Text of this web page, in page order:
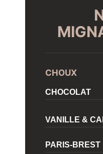
CHOUX
CHOCOLAT
VANILLE &
PARIS-BREST